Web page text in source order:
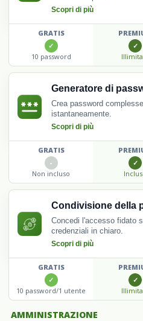
Scopri di più
GRATIS
10 password
Generatore di
Crea password
istantaneamente.
Scopri di più
GRATIS
Non incluso
Condivisione della
Concedi l'accesso fidato
credenziali in chiaro.
Scopri di più
GRATIS
10 password/1 utente
AMMINISTRAZIONE